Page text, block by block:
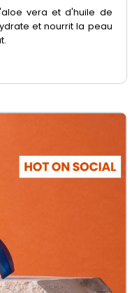
vera et d'huile de
et nourrit la peau